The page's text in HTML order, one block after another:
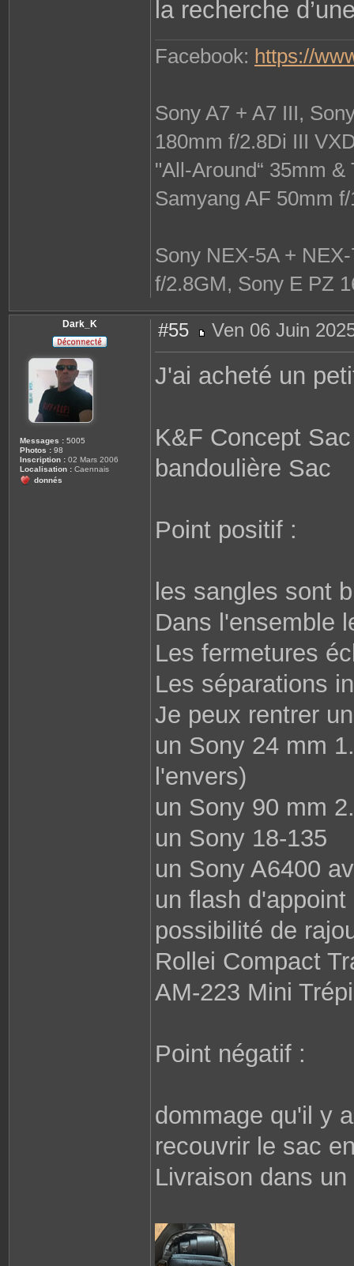
la recherche
Facebook: https://
Sony A7 + A7 III,
180mm f/2.8Di III
"All-Around“ 35mm
Samyang AF 50mm
Sony NEX-5A +
f/2.8GM, Sony E PZ
Dark_K
Messages : 5005
Photos : 98
Inscription : 02 Mars 2006
Localisation : Caennais
donnés
#55
e
s
a
Ven 06 Juin
J'ai acheté un
K&F Concept
bandoulière Sac
Point positif :
les sangles sont
Dans l'ensemble
Les fermetures
Les séparations
Je peux rentrer
un Sony 24 mm
l'envers)
un Sony 90 mm
un Sony 18-135
un Sony A6400
un flash
possibilité de
Rollei Compact
AM-223 Mini
Point négatif :
dommage qu'il y
recouvrir le sac
Livraison dans